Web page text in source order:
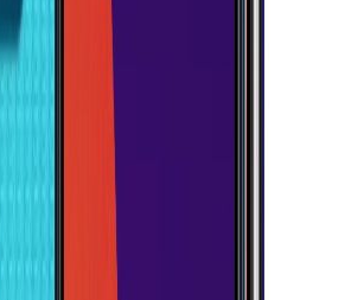
fiyatlar